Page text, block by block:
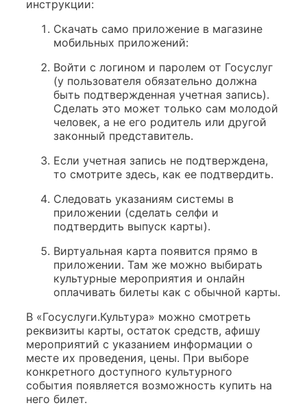
инструкции:
Скачать само приложение в магазине
мобильных приложений:
Войти с логином и паролем от Госуслуг
(у пользователя обязательно должна
быть подтвержденная учетная запись).
Сделать это может только сам молодой
человек, а не его родитель или другой
законный представитель.
Если учетная запись не подтверждена,
то смотрите здесь, как ее подтвердить.
Следовать указаниям системы в
приложении (сделать селфи и
подтвердить выпуск карты).
Виртуальная карта появится прямо в
приложении. Там же можно выбирать
культурные мероприятия и онлайн
оплачивать билеты как с обычной карты.
В «Госуслуги.Культура» можно смотреть
реквизиты карты, остаток средств, афишу
мероприятий с указанием информации о
месте их проведения, цены. При выборе
конкретного доступного культурного
события появляется возможность купить на
него билет.